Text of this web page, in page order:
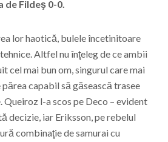
de Fildeş 0-0.
lor haotică, bulele încetinitoare
Altfel nu înţeleg de ce ambii
cel mai bun om, singurul care mai
capabil să găsească trasee
Queiroz l-a scos pe Deco – evident
decizie, iar Eriksson, pe rebelul
combinaţie de samurai cu